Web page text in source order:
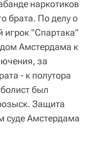
наркотиков
брата. По делу о
игрок "Спартака"
Амстердама к
за
- к полутора
был
Защита
суде Амстердама